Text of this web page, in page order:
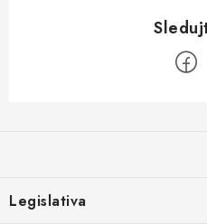
aLegislativa